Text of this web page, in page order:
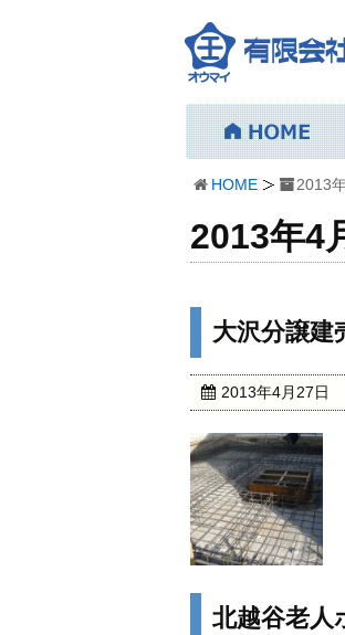
HOME 2013
2013年4
大沢分譲建
2013年4月27日
北越谷老人